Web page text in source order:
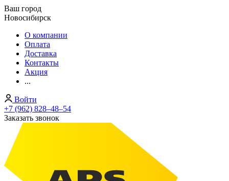
Ваш город
Новосибирск
О компании
Оплата
Доставка
Контакты
Акция
...
Войти
+7 (962) 828‒48‒54
Заказать звонок